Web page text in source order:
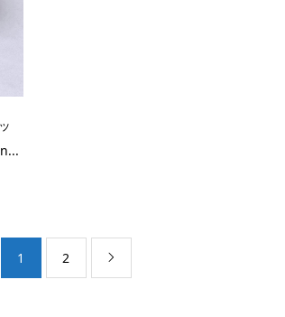
1 2 